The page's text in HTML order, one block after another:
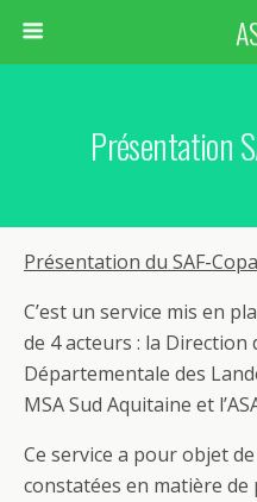
Présentation
Présentation du SAF-
C’est un service mis en
de 4 acteurs : la Direction
Départementale des
MSA Sud Aquitaine et
Ce service a pour objet
constatées en matière